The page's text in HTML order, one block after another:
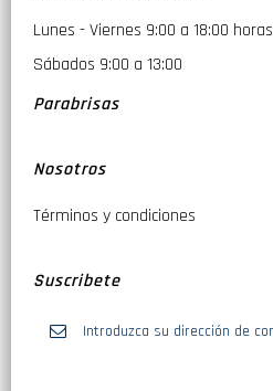
Lunes - Viernes 9:00 a 18:00 horas
Sábados 9:00 a 13:00
Parabrisas
Nosotros
Términos y condiciones
Suscribete